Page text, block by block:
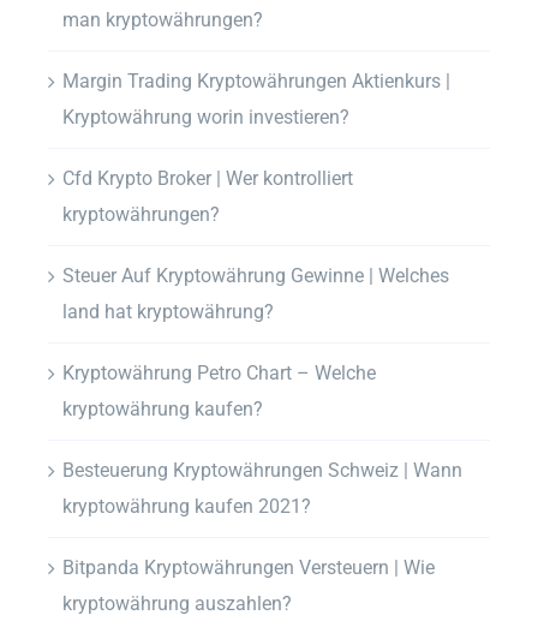
man kryptowährungen?
Margin Trading Kryptowährungen Aktienkurs |
Kryptowährung worin investieren?
Cfd Krypto Broker | Wer kontrolliert
kryptowährungen?
Steuer Auf Kryptowährung Gewinne | Welches
land hat kryptowährung?
Kryptowährung Petro Chart – Welche
kryptowährung kaufen?
Besteuerung Kryptowährungen Schweiz | Wann
kryptowährung kaufen 2021?
Bitpanda Kryptowährungen Versteuern | Wie
kryptowährung auszahlen?